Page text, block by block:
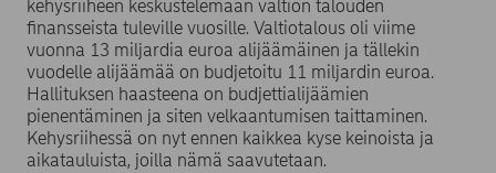
kehysriiheen keskustelemaan valtion talouden
finansseista tuleville vuosille. Valtiotalous oli viime
vuonna 13 miljardia euroa alijäämäinen ja tällekin
vuodelle alijäämää on budjetoitu 11 miljardin euroa.
Hallituksen haasteena on budjettialijäämien
pienentäminen ja siten velkaantumisen taittaminen.
Kehysriihessä on nyt ennen kaikkea kyse keinoista ja
aikatauluista, joilla nämä saavutetaan.